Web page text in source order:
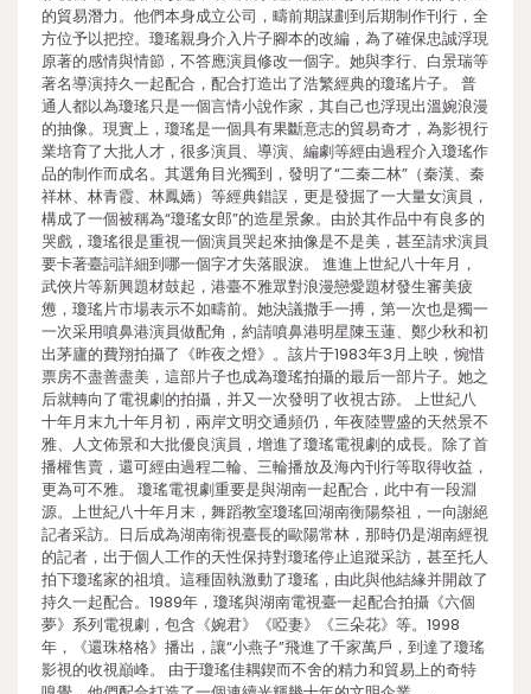
的貿易潛力。他們本身成立公司，疇前期謀劃到后期制作刊行，全
方位予以把控。瓊瑤親身介入片子腳本的改編，為了確保忠誠浮現
原著的感情與情節，不答應演員修改一個字。她與李行、白景瑞等
著名導演持久一起配合，配合打造出了浩繁經典的瓊瑤片子。 普
通人都以為瓊瑤只是一個言情小說作家，其自己也浮現出溫婉浪漫
的抽像。現實上，瓊瑤是一個具有果斷意志的貿易奇才，為影視行
業培育了大批人才，很多演員、導演、編劇等經由過程介入瓊瑤作
品的制作而成名。其選角目光獨到，發明了“二秦二林”（秦漢、秦
祥林、林青霞、林鳳嬌）等經典錯誤，更是發掘了一大量女演員，
構成了一個被稱為“瓊瑤女郎”的造星景象。由於其作品中有良多的
哭戲，瓊瑤很是重視一個演員哭起來抽像是不是美，甚至請求演員
要卡著臺詞詳細到哪一個字才失落眼淚。 進進上世紀八十年月，
武俠片等新興題材鼓起，港臺不雅眾對浪漫戀愛題材發生審美疲
憊，瓊瑤片市場表示不如疇前。她決議撒手一搏，第一次也是獨一
一次采用噴鼻港演員做配角，約請噴鼻港明星陳玉蓮、鄭少秋和初
出茅廬的費翔拍攝了《昨夜之燈》。該片于1983年3月上映，惋惜
票房不盡善盡美，這部片子也成為瓊瑤拍攝的最后一部片子。她之
后就轉向了電視劇的拍攝，并又一次發明了收視古跡。 上世紀八
十年月末九十年月初，兩岸文明交通頻仍，年夜陸豐盛的天然景不
雅、人文佈景和大批優良演員，增進了瓊瑤電視劇的成長。除了首
播權售賣，還可經由過程二輪、三輪播放及海內刊行等取得收益，
更為可不雅。 瓊瑤電視劇重要是與湖南一起配合，此中有一段淵
源。上世紀八十年月末，舞蹈教室瓊瑤回湖南衡陽祭祖，一向謝絕
記者采訪。日后成為湖南衛視臺長的歐陽常林，那時仍是湖南經視
的記者，出于個人工作的天性保持對瓊瑤停止追蹤采訪，甚至托人
拍下瓊瑤家的祖墳。這種固執激動了瓊瑤，由此與他結緣并開啟了
持久一起配合。1989年，瓊瑤與湖南電視臺一起配合拍攝《六個
夢》系列電視劇，包含《婉君》《啞妻》《三朵花》等。1998
年，《還珠格格》播出，讓“小燕子”飛進了千家萬戶，到達了瓊瑤
影視的收視巔峰。 由于瓊瑤佳耦鍥而不舍的精力和貿易上的奇特